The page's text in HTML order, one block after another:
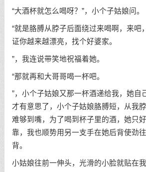
“大酒杯就怎么喝呀？”，小个子姑娘问。
“就是胳膊从脖子后面绕过来喝啊，来吧
证你越来越漂亮，找个好婆家。
”，我连说带笑地祝福着她。
“那就再和大哥哥喝一杯吧。
”，小个子姑娘又那一杯酒递给我，她自
才有意思了，小个子姑娘胳膊短，从我
难够到嘴，为了喝到杯子里的酒，她只
靠，我也顺势用另一支手在她后背使劲
背。
小姑娘往前一伸头，光滑的小脸就贴在